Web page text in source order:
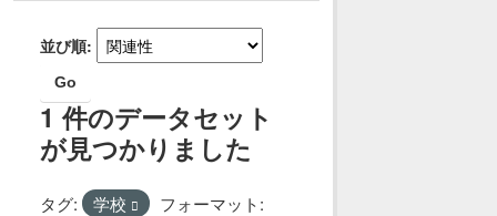
並び順
Go
1 件のデータセット
が見つかりました
タグ: 学校
フォーマット: